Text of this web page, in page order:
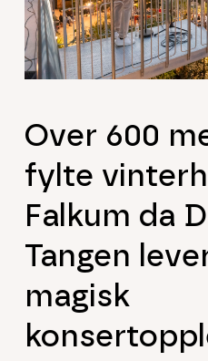
Over 600
fylte
Falkum da
Tangen
magisk